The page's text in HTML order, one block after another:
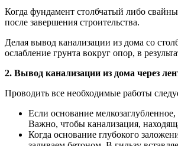
Когда фундамент столбчатый либо
после завершения строительства.
Делая вывод канализации из дома со
ослабление грунта вокруг опор, в
2. Вывод канализации из дома через
Проводить все необходимые работы
Если основание
Важно, чтобы канализация,
Когда основание глубокого